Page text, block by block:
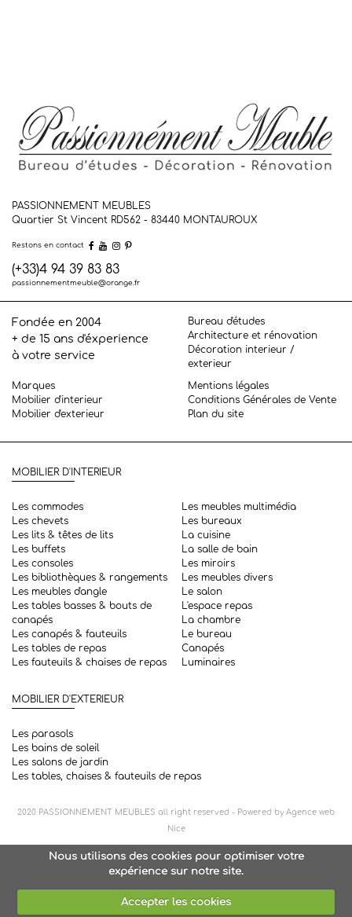
PASSIONNEMENT MEUBLES
Quartier St Vincent RD562 - 83440 MONTAUROUX
Restons en contact
(+33)4 94 39 83 83
passionnementmeuble@orange.fr
Fondée en 2004
+ de 15 ans d'éxperience
à votre service
Bureau d'études
Architecture et rénovation
Décoration interieur /
exterieur
Marques
Mobilier d'interieur
Mobilier d'exterieur
Mentions légales
Conditions Générales de Vente
Plan du site
MOBILIER D'INTERIEUR
Les commodes
Les chevets
Les lits & têtes de lits
Les buffets
Les consoles
Les bibliothèques & rangements
Les meubles d'angle
Les tables basses & bouts de
canapés
Les canapés & fauteuils
Les tables de repas
Les fauteuils & chaises de repas
Les meubles multimédia
Les bureaux
La cuisine
La salle de bain
Les miroirs
Les meubles divers
Le salon
L'espace repas
La chambre
Le bureau
Canapés
Luminaires
MOBILIER D'EXTERIEUR
Les parasols
Les bains de soleil
Les salons de jardin
Les tables, chaises & fauteuils de repas
2020 PASSIONNEMENT MEUBLES all right reserved - Powered byAgence web
Nice
Nous utilisons des cookies pour optimiser votre
expérience sur notre site.
Accepter les cookies